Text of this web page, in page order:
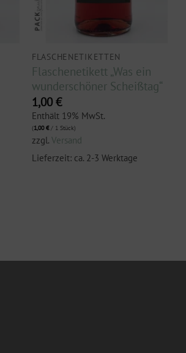
FLASCHENETIKETTEN
Flaschenetikett „Was ein
wunderschöner Scheißtag“
1,00€
Enthält 19% MwSt.
(1,00€/ 1 Stück)
zzgl.Versand
Lieferzeit: ca. 2-3 Werktage